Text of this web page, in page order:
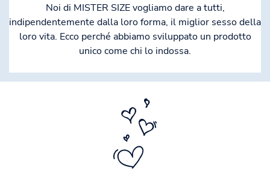
Noi di MISTER SIZE vogliamo dare a tutti,
indipendentemente dalla loro forma, il miglior sesso della
loro vita. Ecco perché abbiamo sviluppato un prodotto
unico come chi lo indossa.